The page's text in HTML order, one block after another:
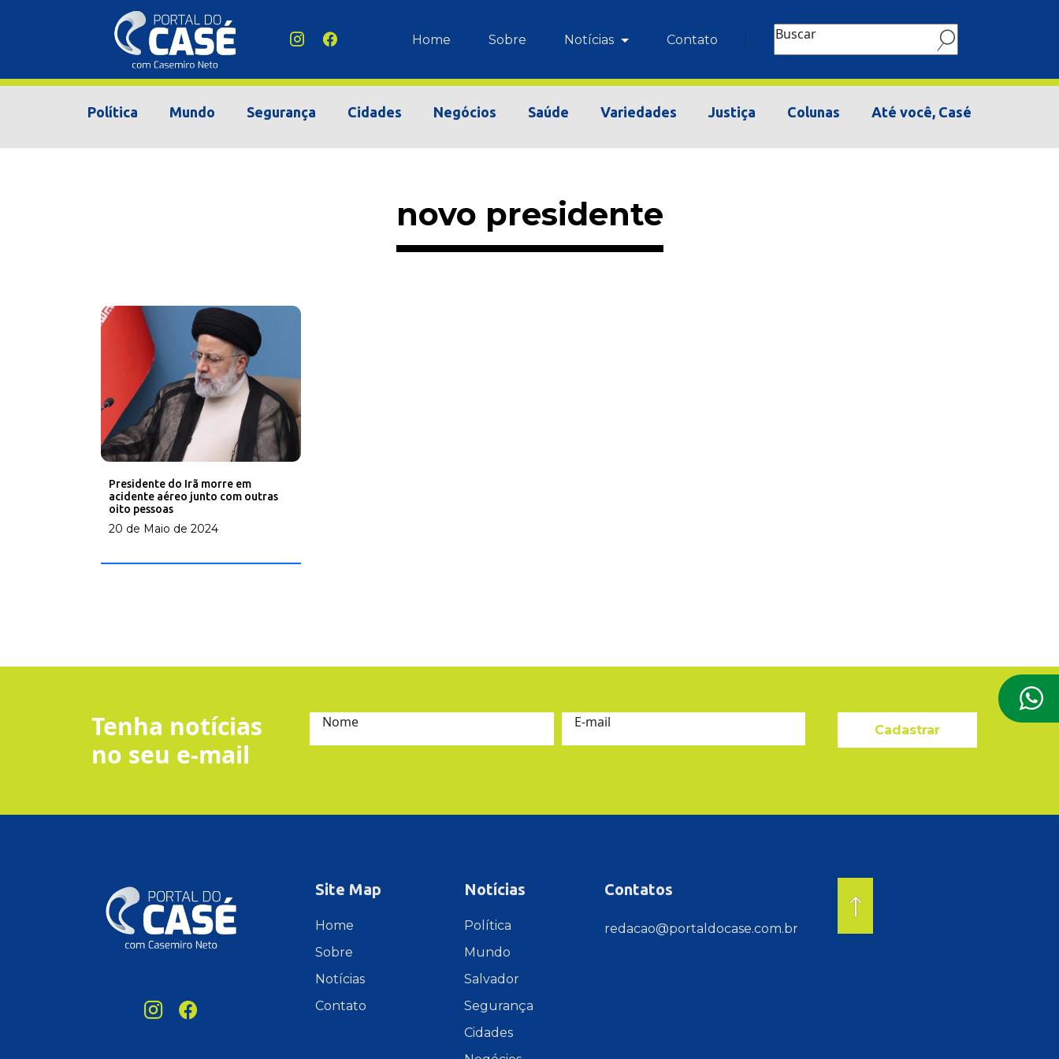
Home Sobre Notícias Contato Buscar
Política Mundo Segurança Cidades Negócios Saúde Variedades Justiça Colunas Até você, Casé
novo presidente
Presidente do Irã morre em
acidente aéreo junto com outras
oito pessoas
20 de Maio de 2024
Tenha notícias
no seu e-mail
Nome E-mail Cadastrar
Site Map
Home
Sobre
Notícias
Contato
Notícias
Política
Mundo
Salvador
Segurança
Cidades
Contatos
redacao@portaldocase.com.br